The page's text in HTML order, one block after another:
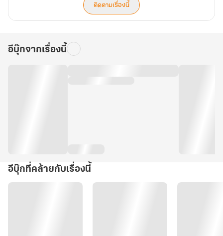
จนกระทั่งวันหนึ่งระหว่างการรักษาตัว เขาก็ได้พบกับเกม ""เหยี่ยวั่ง""
ติดตามเรื่องนี้
อีบุ๊กจากเรื่องนี้
อีบุ๊กที่คล้ายกับเรื่องนี้